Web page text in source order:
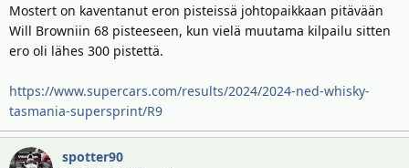
Mostert on kaventanut eron pisteissä johtopaikkaan pitävään
Will Browniin 68 pisteeseen, kun vielä muutama kilpailu sitten
ero oli lähes 300 pistettä.
https://www.supercars.com/results/2024/2024-ned-whisky-
tasmania-supersprint/R9
spotter90